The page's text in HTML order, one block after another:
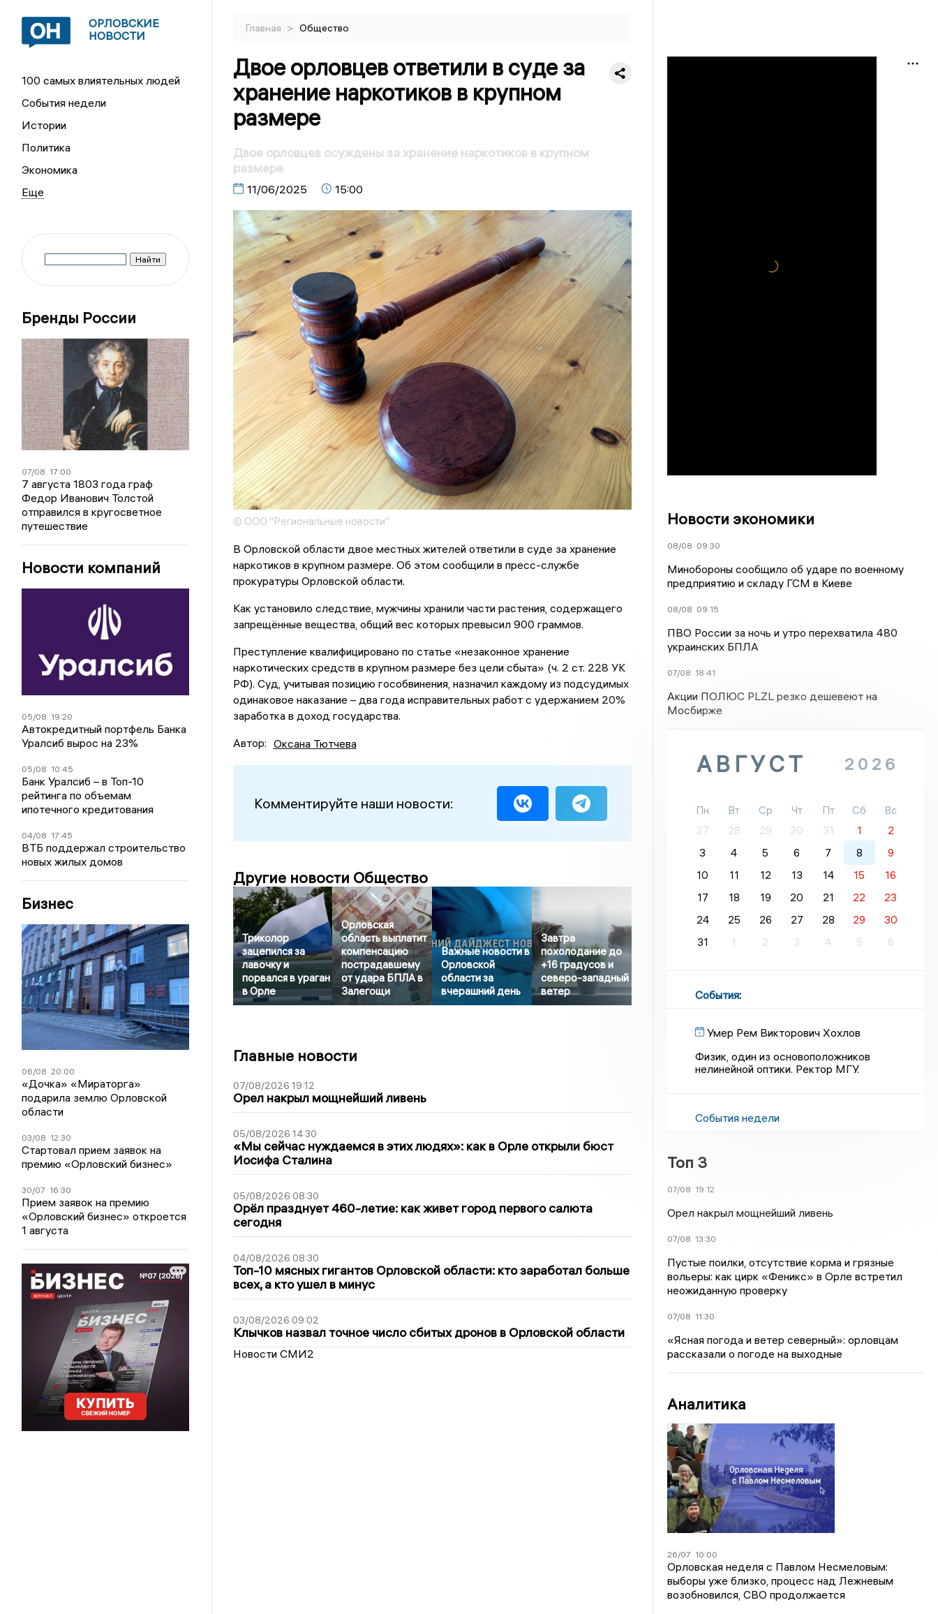
ОРЛОВСКИЕ
НОВОСТИ
100 самых влиятельных людей
События недели
Истории
Политика
Экономика
Бренды России
07/08 17:00
7 августа 1803 года граф
Федор Иванович Толстой
отправился в кругосветное
путешествие
Новости компаний
05/08 19:20
Автокредитный портфель Банка
Уралсиб вырос на 23%
05/08 10:45
Банк Уралсиб – в Топ-10
рейтинга по объемам
ипотечного кредитования
04/08 17:45
ВТБ поддержал строительство
новых жилых домов
Бизнес
06/08 20:00
«Дочка» «Мираторга»
подарила землю Орловской
области
03/08 12:30
Стартовал прием заявок на
премию «Орловский бизнес»
30/07 16:30
Прием заявок на премию
«Орловский бизнес» откроется
1 августа
Главная > Общество
Двое орловцев ответили в суде за
хранение наркотиков в крупном
размере
Двое орловцев осуждены за хранение наркотиков в крупном
размере
11/06/2025 15:00
© ООО "Региональные новости"
В Орловской области двое местных жителей ответили в суде за хранение
наркотиков в крупном размере. Об этом сообщили в пресс-службе
прокуратуры Орловской области.
Как установило следствие, мужчины хранили части растения, содержащего
запрещённые вещества, общий вес которых превысил 900 граммов.
Преступление квалифицировано по статье «незаконное хранение
наркотических средств в крупном размере без цели сбыта» (ч. 2 ст. 228 УК
РФ). Суд, учитывая позицию гособвинения, назначил каждому из подсудимых
одинаковое наказание – два года исправительных работ с удержанием 20%
заработка в доход государства.
Автор: Оксана Тютчева
Комментируйте наши новости:
Другие новости Общество
Триколор
зацепился за
лавочку и
порвался в ураган
в Орле
Орловская
область выплатит
компенсацию
пострадавшему
от удара БПЛА в
Залегощи
Важные новости в
Орловской
области за
вчерашний день
Завтра
похолодание до
+16 градусов и
северо-западный
ветер
Главные новости
07/08/2026 19:12
Орел накрыл мощнейший ливень
05/08/2026 14:30
«Мы сейчас нуждаемся в этих людях»: как в Орле открыли бюст
Иосифа Сталина
05/08/2026 08:30
Орёл празднует 460-летие: как живет город первого салюта
сегодня
04/08/2026 08:30
Топ-10 мясных гигантов Орловской области: кто заработал больше
всех, а кто ушел в минус
03/08/2026 09:02
Клычков назвал точное число сбитых дронов в Орловской области
Новости СМИ2
Новости экономики
08/08 09:30
Минобороны сообщило об ударе по военному
предприятию и складу ГСМ в Киеве
08/08 09:15
ПВО России за ночь и утро перехватила 480
украинских БПЛА
07/08 18:41
Акции ПОЛЮС PLZL резко дешевеют на
Мосбирже
АВГУСТ 2026
Пн Вт Ср Чт Пт Сб
Вс
27
28 29 30 31 1
2
3
4 5 6 7 8
9
10
11 12 13 14 15
16
17
18 19 20 21 22
23
24
25 26 27 28 29
30
31
1 2 3 4 5 6
События:
Умер Рем Викторович Хохлов
Физик, один из основоположников
нелинейной оптики. Ректор МГУ.
События недели
Топ 3
07/08 19:12
Орел накрыл мощнейший ливень
07/08 13:30
Пустые поилки, отсутствие корма и грязные
вольеры: как цирк «Феникс» в Орле встретил
неожиданную проверку
07/08 11:30
«Ясная погода и ветер северный»: орловцам
рассказали о погоде на выходные
Аналитика
26/07 10:00
Орловская неделя с Павлом Несмеловым:
выборы уже близко, процесс над Лежневым
возобновился, СВО продолжается